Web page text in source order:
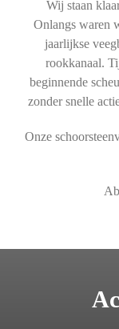
Wij staan
Onlangs waren
jaarlijkse
rookkanaal.
beginnende
zonder snelle
Onze